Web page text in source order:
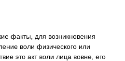
факты, для возникновения
воли физического или
это акт воли лица вовне, его